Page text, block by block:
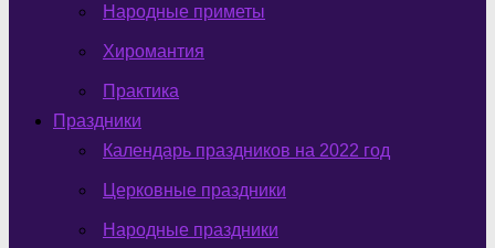
Народные приметы
Хиромантия
Практика
Праздники
Календарь праздников на 2022 год
Церковные праздники
Народные праздники